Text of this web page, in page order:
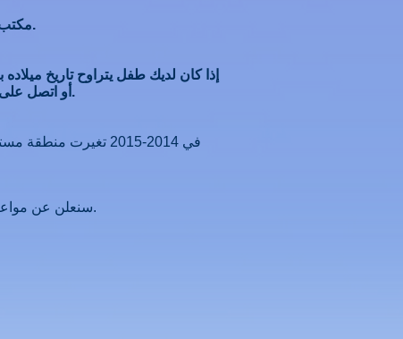
مكتب القبول في مجلس مقاطعة ويست ساسكس مسؤول عن توفير مساحة للأطفال في المدرسة وتخصيصها.
أو اتصل على 03330142903.
في 2014-2015 تغيرت منطقة مستجمعات المياه لدينا ونحن الآن نتشارك في نفس منطقة مستجمعات المياه مع البعض
&quot;جولات المدرسة&quot; - سنعلن عن مواعيد جولات مدرستنا ، وكيفية حجز مكان في أحد هذه ، هنا في الأيام المقبلة.